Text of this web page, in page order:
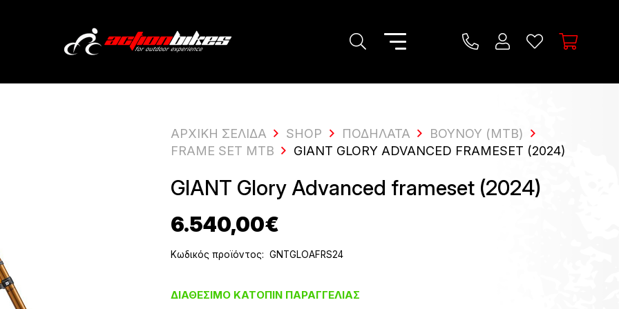
ΑΡΧΙΚΗ ΣΕΛΙΔΑ SHOP ΠΟΔΉΛΑΤΑ
ΒΟΥΝΟΎ (MTB)
FRAME SET MTB
GIANT GLORY ADVANCED FRAMESET (2024)
GIANT Glory Advanced frameset (2024)
6.540,00€
Κωδικός προϊόντος: GNTGLOAFRS24
ΔΙΑΘΈΣΙΜΟ ΚΑΤΌΠΙΝ ΠΑΡΑΓΓΕΛΊΑΣ